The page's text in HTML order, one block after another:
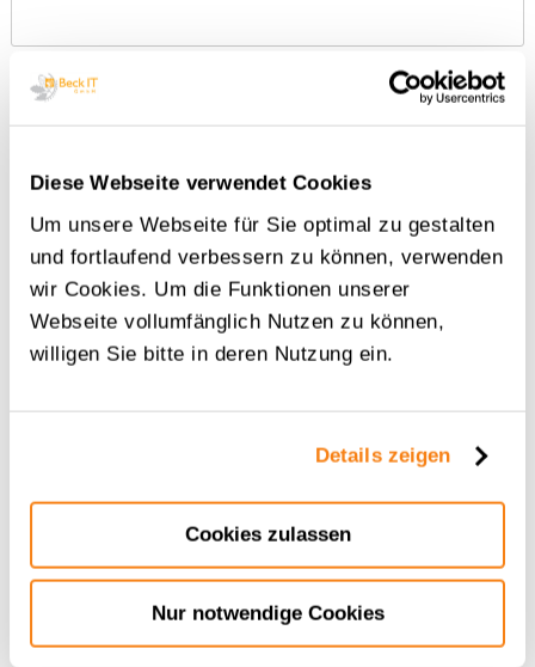
Diese Webseite verwendet Cookies
Um unsere Webseite für Sie optimal zu gestalten
und fortlaufend verbessern zu können, verwenden
wir Cookies. Um die Funktionen unserer
Webseite vollumfänglich Nutzen zu können,
willigen Sie bitte in deren Nutzung ein.
Details zeigen
Cookies zulassen
Nur notwendige Cookies
Firma
Datenschutzeklärung*
Ich stimme der untenstehenden
Ihre Einwilligung jederzeit widerrufen. Dazu reicht eine
JETZT
ANMELDEN